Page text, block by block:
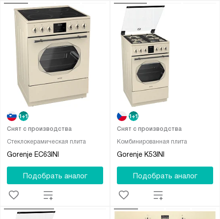
Стеклокерамическая плита
Gorenje EC63INI
Снят с производства
Подобрать аналог
Комбинированная плита
Gorenje K53INI
Снят с производства
Подобрать аналог